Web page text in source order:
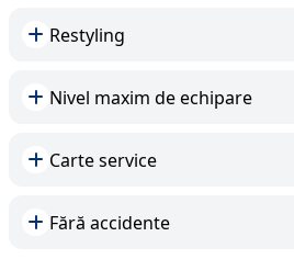
Restyling
Nivel maxim de echipare
Carte service
Fără accidente